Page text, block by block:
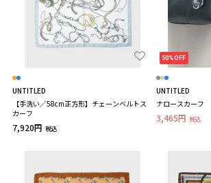
UNTITLED
【手洗い／58cm正方形】チェーンベルトス
カーフ
7,920円 税込
50%OFF
UNTITLED
ナロースカーフ
3,465円 税込